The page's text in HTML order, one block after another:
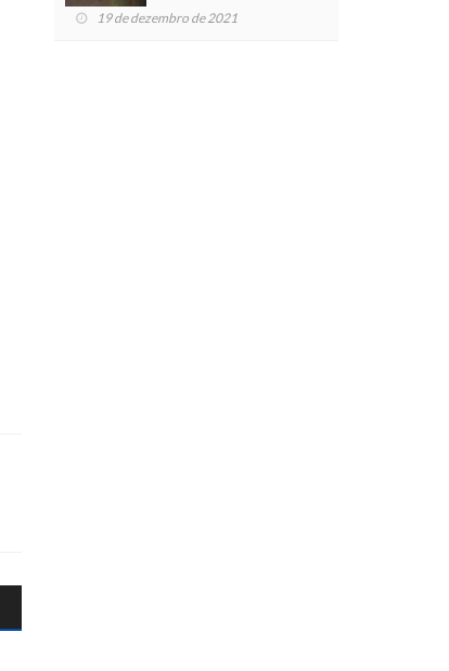
feridos
19 de dezembro de 2021